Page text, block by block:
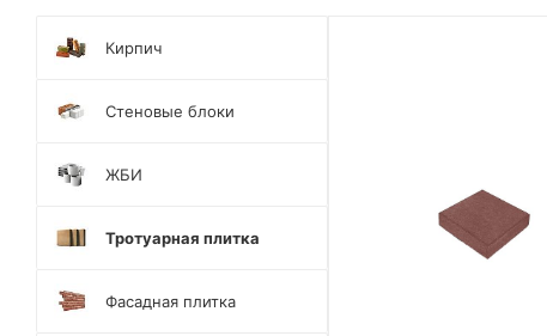
Кирпич
Стеновые блоки
ЖБИ
Тротуарная плитка
Фасадная плитка